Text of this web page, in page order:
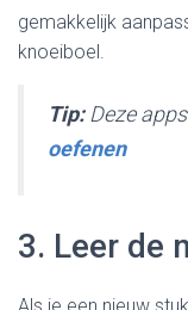
gemakkelijk
knoeiboel.
Tip:Deze
oefenen
3. Leer de